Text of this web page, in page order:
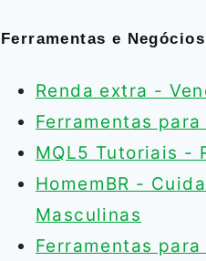
Ferramentas e Negócios
Renda extra -
Ferramentas
MQL5 Tutoriais -
HomemBR -
Masculinas
Ferramentas